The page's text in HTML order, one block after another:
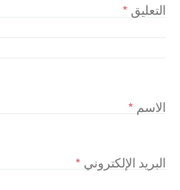
التعليق *
الاسم *
البريد الإلكتروني *